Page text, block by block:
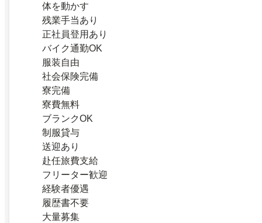
体を動かす
残業手当あり
正社員登用あり
バイク通勤OK
服装自由
社会保険完備
寮完備
寮費無料
ブランクOK
制服貸与
送迎あり
赴任旅費支給
フリーター歓迎
経験者優遇
履歴書不要
大量募集